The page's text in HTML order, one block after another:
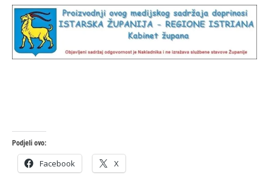
Podjeli ovo:
Facebook X